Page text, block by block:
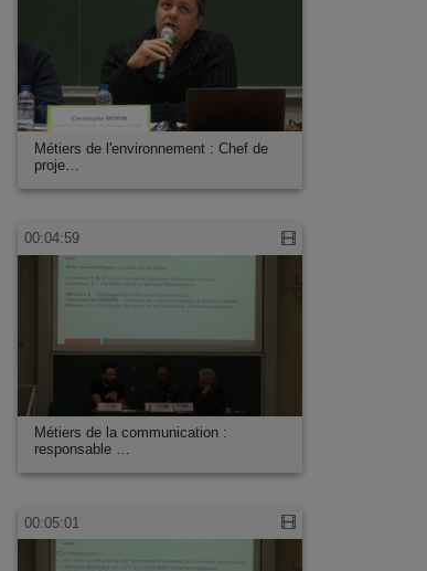
Métiers de l'environnement : Chef de
proje…
00:04:59
Métiers de la communication :
responsable …
00:05:01